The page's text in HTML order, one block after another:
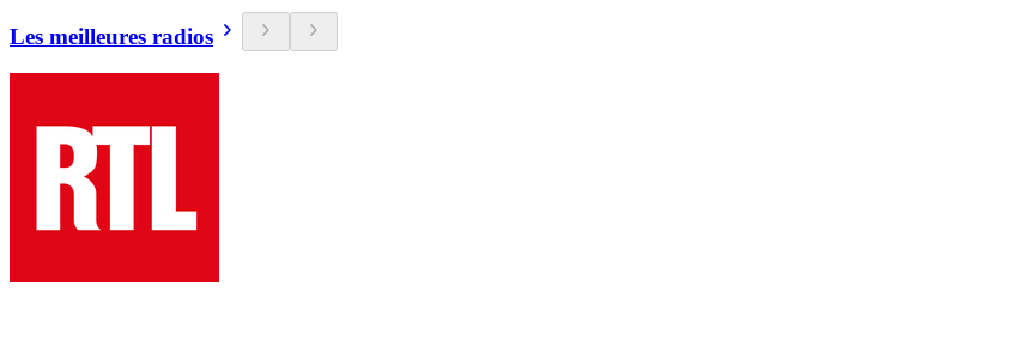
Les meilleures radios